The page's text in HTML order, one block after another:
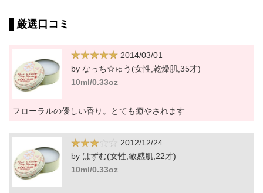
厳選口コミ
2014/03/01
by なっち☆ゅう(女性,乾燥肌,35才)
10ml/0.33oz
フローラルの優しい香り。とても癒やされます
2012/12/24
by はずむ(女性,敏感肌,22才)
10ml/0.33oz